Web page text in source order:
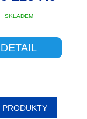
SKLADEM
DETAIL